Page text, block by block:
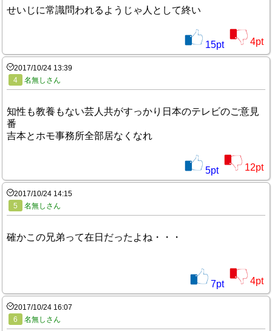
せいじに常識問われるようじゃ人として終い
15pt 4pt
2017/10/24 13:39
4
名無しさん
知性も教養もない芸人共がすっかり日本のテレビのご意見
番
吉本とホモ事務所全部居なくなれ
5pt 12pt
2017/10/24 14:15
5
名無しさん
確かこの兄弟って在日だったよね・・・
7pt 4pt
2017/10/24 16:07
6
名無しさん